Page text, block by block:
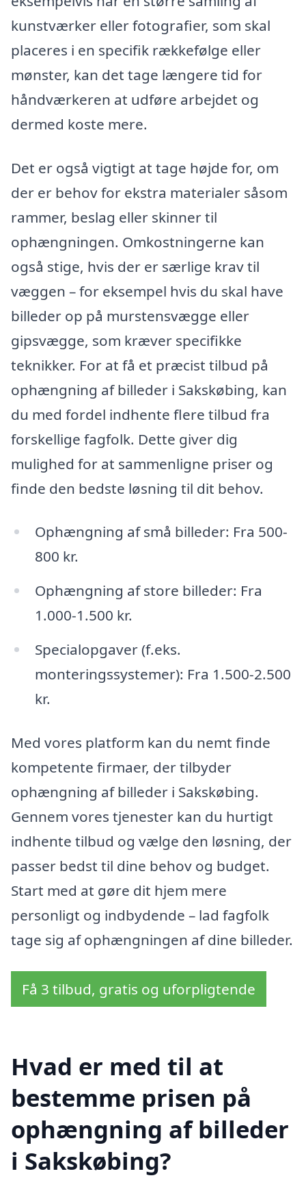
kunstværker eller fotografier, som skal
placeres i en specifik rækkefølge eller
mønster, kan det tage længere tid for
håndværkeren at udføre arbejdet og
dermed koste mere.
Det er også vigtigt at tage højde for, om
der er behov for ekstra materialer såsom
rammer, beslag eller skinner til
ophængningen. Omkostningerne kan
også stige, hvis der er særlige krav til
væggen – for eksempel hvis du skal have
billeder op på murstensvægge eller
gipsvægge, som kræver specifikke
teknikker. For at få et præcist tilbud på
ophængning af billeder i Sakskøbing, kan
du med fordel indhente flere tilbud fra
forskellige fagfolk. Dette giver dig
mulighed for at sammenligne priser og
finde den bedste løsning til dit behov.
Ophængning af små billeder: Fra 500-
800 kr.
Ophængning af store billeder: Fra
1.000-1.500 kr.
Specialopgaver (f.eks.
monteringssystemer): Fra 1.500-2.500
kr.
Med vores platform kan du nemt finde
kompetente firmaer, der tilbyder
ophængning af billeder i Sakskøbing.
Gennem vores tjenester kan du hurtigt
indhente tilbud og vælge den løsning, der
passer bedst til dine behov og budget.
Start med at gøre dit hjem mere
personligt og indbydende – lad fagfolk
tage sig af ophængningen af dine billeder.
Få 3 tilbud, gratis og uforpligtende
Hvad er med til at
bestemme prisen på
ophængning af billeder
i Sakskøbing?